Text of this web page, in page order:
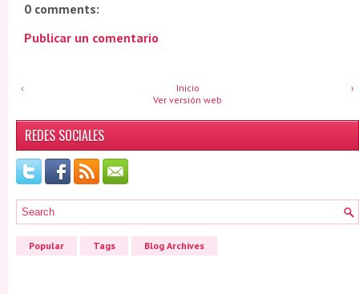
0 comments:
Publicar un comentario
‹ ›
Inicio
Ver versión web
REDES SOCIALES
Popular Tags Blog Archives